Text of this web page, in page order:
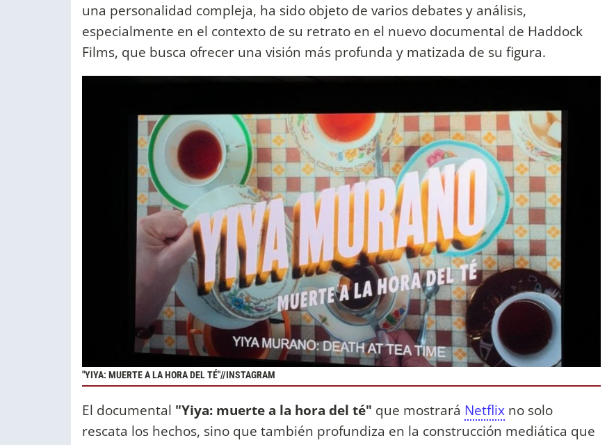
una personalidad compleja, ha sido objeto de varios debates y análisis,
especialmente en el contexto de su retrato en el nuevo documental de Haddock
Films, que busca ofrecer una visión más profunda y matizada de su figura.
"YIYA: MUERTE A LA HORA DEL TÉ"//INSTAGRAM
El documental "Yiya: muerte a la hora del té" que mostrará Netflix no solo
rescata los hechos, sino que también profundiza en la construcción mediática que